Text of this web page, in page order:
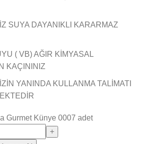
SUYA DAYANIKLI KARARMAZ
( VB) AĞIR KİMYASAL
KAÇININIZ
YANINDA KULLANMA TALİMATI
Gurmet Künye 0007 adet